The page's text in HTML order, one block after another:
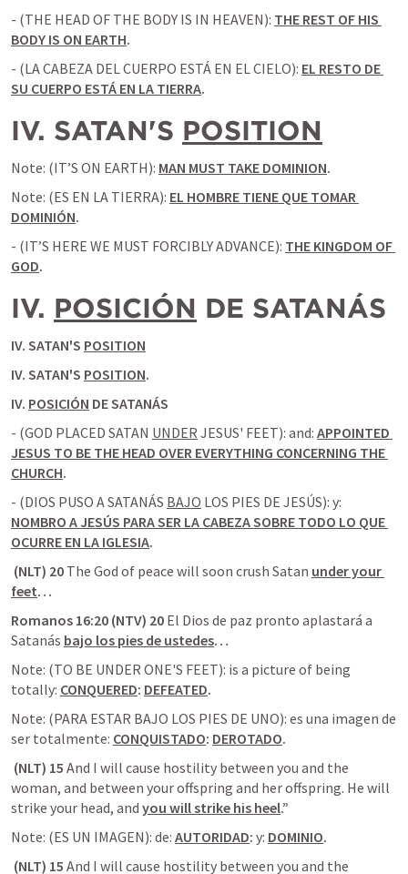
- (THE HEAD OF THE BODY IS IN HEAVEN): THE REST OF HIS
BODY IS ON EARTH.
- (LA CABEZA DEL CUERPO ESTÁ EN EL CIELO): EL RESTO DE
SU CUERPO ESTÁ EN LA TIERRA.
IV. SATAN'S POSITION
Note: (IT’S ON EARTH): MAN MUST TAKE DOMINION.
Note: (ES EN LA TIERRA): EL HOMBRE TIENE QUE TOMAR
DOMINIÓN.
- (IT’S HERE WE MUST FORCIBLY ADVANCE): THE KINGDOM OF
GOD.
IV. POSICIÓN DE SATANÁS
IV. SATAN'S POSITION
IV. SATAN'S POSITION.
IV. POSICIÓN DE SATANÁS
- (GOD PLACED SATAN UNDER JESUS' FEET): and: APPOINTED
JESUS TO BE THE HEAD OVER EVERYTHING CONCERNING THE
CHURCH.
- (DIOS PUSO A SATANÁS BAJO
NOMBRO A JESÚS PARA SER LA CABEZA SOBRE TODO LO QUE
OCURRE EN LA IGLESIA.
(NLT) 20 The God of peace will soon crush Satan under your
feet…
Romanos 16:20 (NTV) 20 El Dios de paz pronto aplastará a
Satanás bajo los pies de ustedes…
Note: (TO BE UNDER ONE'S FEET): is a picture of being
totally: CONQUERED: DEFEATED.
Note: (PARA ESTAR BAJO LOS PIES DE UNO): es una imagen de
ser totalmente: CONQUISTADO: DEROTADO.
(NLT) 15 And I will cause hostility between you and the
woman, and between your offspring and her offspring. He will
strike your head, and you will strike his heel.”
Note: (ES UN IMAGEN): de: AUTORIDAD: y: DOMINIO.
(NLT) 15 And I will cause hostility between you and the